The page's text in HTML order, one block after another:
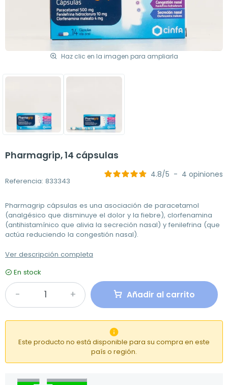
Haz clic en la imagen para ampliarla
Pharmagrip, 14 cápsulas
Referencia: 833343
4.8/5 - 4 opiniones
Pharmagrip cápsulas es una asociación de paracetamol
(analgésico que disminuye el dolor y la fiebre), clorfenamina
(antihistamínico que alivia la secreción nasal) y fenilefrina (que
actúa reduciendo la congestión nasal).
Ver descripción completa
En stock
Añadir al carrito

Este producto no está disponible para su compra en este
país o región.